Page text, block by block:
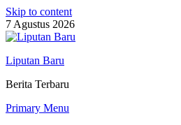
Skip to content
7 Agustus 2026
Liputan Baru
Berita Terbaru
Primary Menu